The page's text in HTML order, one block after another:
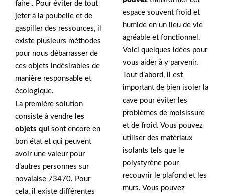
faire . Pour éviter de tout
jeter à la poubelle et de
gaspiller des ressources, il
existe plusieurs méthodes
pour nous débarrasser de
ces objets indésirables de
manière responsable et
écologique.
La première solution
consiste à vendre les
objets qui sont encore en
bon état et qui peuvent
avoir une valeur pour
d’autres personnes sur
novalaise 73470. Pour
cela, il existe différentes
espace souvent froid et
humide en un lieu de vie
agréable et fonctionnel.
Voici quelques idées pour
vous aider à y parvenir.
Tout d’abord, il est
important de bien isoler la
cave pour éviter les
problèmes de moisissure
et de froid. Vous pouvez
utiliser des matériaux
isolants tels que le
polystyrène pour
recouvrir le plafond et les
murs. Vous pouvez